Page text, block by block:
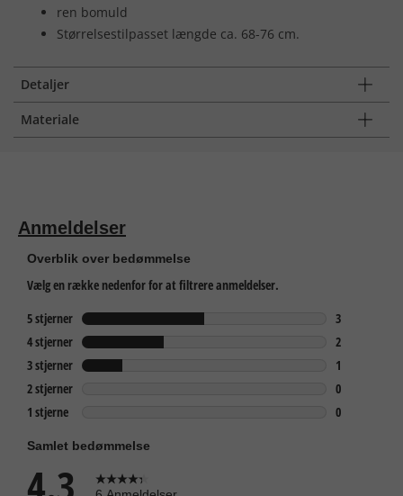
ren bomuld
Størrelsestilpasset længde ca. 68-76 cm.
Detaljer
Materiale